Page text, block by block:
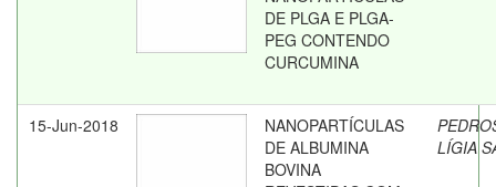
DE PLGA E PLGA-
PEG CONTENDO
CURCUMINA
15-Jun-2018
NANOPARTÍCULAS
DE ALBUMINA
BOVINA
LÍGIA